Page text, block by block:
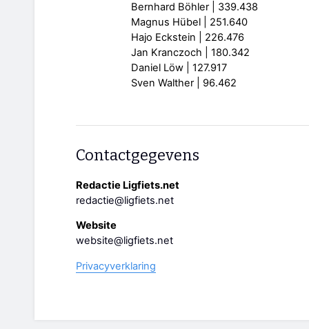
Bernhard Böhler | 339.438
Magnus Hübel | 251.640
Hajo Eckstein | 226.476
Jan Kranczoch | 180.342
Daniel Löw | 127.917
Sven Walther | 96.462
Contactgegevens
Redactie Ligfiets.net
redactie@ligfiets.net
Website
website@ligfiets.net
Privacyverklaring